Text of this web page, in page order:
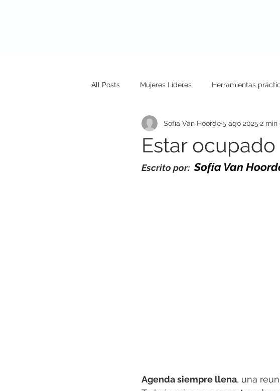
All Posts Mujeres Líderes Herramientas
Estar
Sofía Van Hoorde5 ago 2025 2 min
Escrito por: Sofía Van
Agenda siempre llena, una